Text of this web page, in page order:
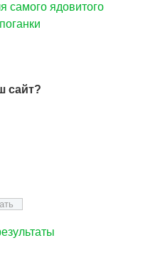
самого ядовитого
сайт?